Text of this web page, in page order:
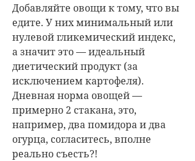
Добавляйте овощи к тому, что вы
едите. У них минимальный или
нулевой гликемический индекс,
а значит это — идеальный
диетический продукт (за
исключением картофеля).
Дневная норма овощей —
примерно 2 стакана, это,
например, два помидора и два
огурца, согласитесь, вполне
реально съесть?!